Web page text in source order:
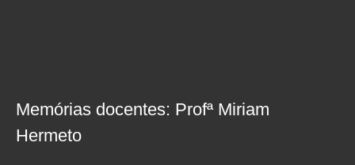
Memórias docentes: Profª Miriam
Hermeto